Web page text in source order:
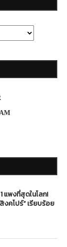
แพงที่สุดในโลก!
งคโปร์” เรียบร้อย